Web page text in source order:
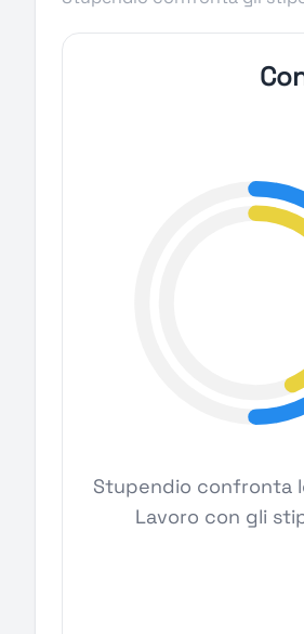
Stupendio confronta
Lavoro con gli